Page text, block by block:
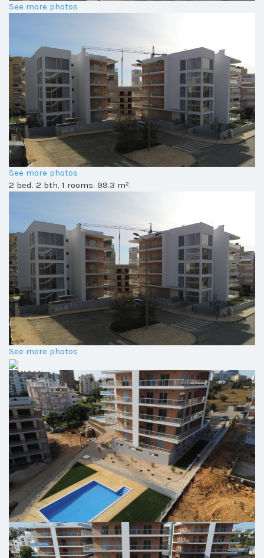
See more photos
See more photos
2 bed. 2 bth. 1 rooms. 99.3 m².
See more photos